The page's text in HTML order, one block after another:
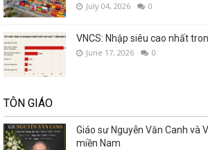
July 04, 2026 0
VNCS: Nhập siêu cao nhất
June 17, 2026 0
TÔN GIÁO
Giáo sư Nguyễn Văn Canh và
miền Nam